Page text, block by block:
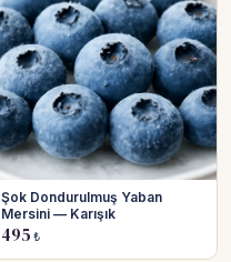
Şok Dondurulmuş Yaban
Mersini — Karışık
495 ₺